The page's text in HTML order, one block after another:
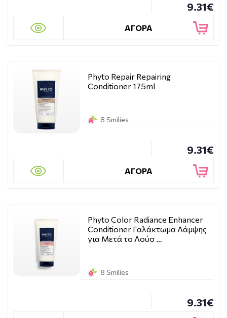
9.31€
ΑΓΟΡΑ
Phyto Repair Repairing
Conditioner 175ml
8 Smilies
9.31€
ΑΓΟΡΑ
Phyto Color Radiance Enhancer
Conditioner Γαλάκτωμα Λάμψης
για Μετά το Λούσ …
8 Smilies
9.31€